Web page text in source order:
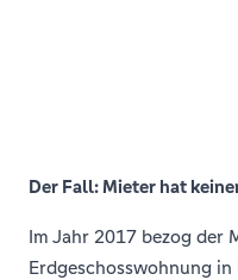
Der Fall: Mieter hat
Im Jahr 2017 bezog der
Erdgeschosswohnung